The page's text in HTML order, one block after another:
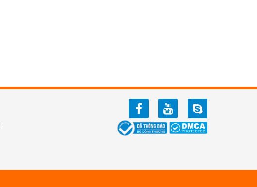
facebookyoutube zalo